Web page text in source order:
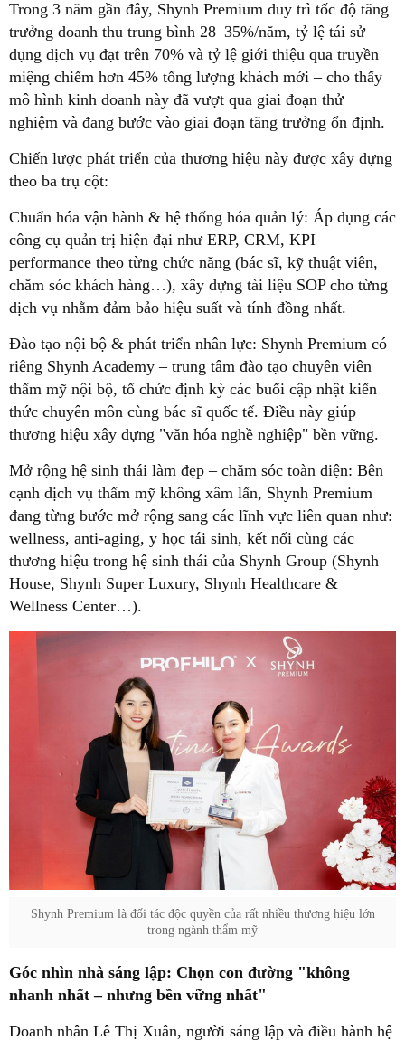
Trong 3 năm gần đây, Shynh Premium duy trì tốc độ tăng
trưởng doanh thu trung bình 28–35%/năm, tỷ lệ tái sử
dụng dịch vụ đạt trên 70% và tỷ lệ giới thiệu qua truyền
miệng chiếm hơn 45% tổng lượng khách mới – cho thấy
mô hình kinh doanh này đã vượt qua giai đoạn thử
nghiệm và đang bước vào giai đoạn tăng trưởng ổn định.
Chiến lược phát triển của thương hiệu này được xây dựng
theo ba trụ cột:
Chuẩn hóa vận hành & hệ thống hóa quản lý: Áp dụng các
công cụ quản trị hiện đại như ERP, CRM, KPI
performance theo từng chức năng (bác sĩ, kỹ thuật viên,
chăm sóc khách hàng…), xây dựng tài liệu SOP cho từng
dịch vụ nhằm đảm bảo hiệu suất và tính đồng nhất.
Đào tạo nội bộ & phát triển nhân lực: Shynh Premium có
riêng Shynh Academy – trung tâm đào tạo chuyên viên
thẩm mỹ nội bộ, tổ chức định kỳ các buổi cập nhật kiến
thức chuyên môn cùng bác sĩ quốc tế. Điều này giúp
thương hiệu xây dựng "văn hóa nghề nghiệp" bền vững.
Mở rộng hệ sinh thái làm đẹp – chăm sóc toàn diện: Bên
cạnh dịch vụ thẩm mỹ không xâm lấn, Shynh Premium
đang từng bước mở rộng sang các lĩnh vực liên quan như:
wellness, anti-aging, y học tái sinh, kết nối cùng các
thương hiệu trong hệ sinh thái của Shynh Group (Shynh
House, Shynh Super Luxury, Shynh Healthcare &
Wellness Center…).
Shynh Premium là đối tác độc quyền của rất nhiều thương hiệu lớn
trong ngành thẩm mỹ
Góc nhìn nhà sáng lập: Chọn con đường "không
nhanh nhất – nhưng bền vững nhất"
Doanh nhân Lê Thị Xuân, người sáng lập và điều hành hệ